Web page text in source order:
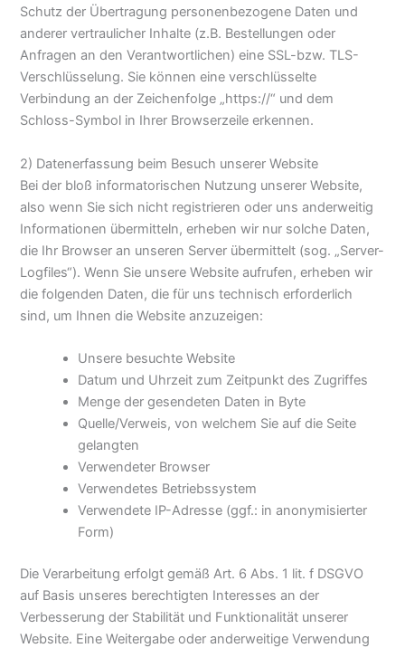
Schutz der Übertragung personenbezogene Daten und
anderer vertraulicher Inhalte (z.B. Bestellungen oder
Anfragen an den Verantwortlichen) eine SSL-bzw. TLS-
Verschlüsselung. Sie können eine verschlüsselte
Verbindung an der Zeichenfolge „https://“ und dem
Schloss-Symbol in Ihrer Browserzeile erkennen.
2) Datenerfassung beim Besuch unserer Website
Bei der bloß informatorischen Nutzung unserer Website,
also wenn Sie sich nicht registrieren oder uns anderweitig
Informationen übermitteln, erheben wir nur solche Daten,
die Ihr Browser an unseren Server übermittelt (sog. „Server-
Logfiles“). Wenn Sie unsere Website aufrufen, erheben wir
die folgenden Daten, die für uns technisch erforderlich
sind, um Ihnen die Website anzuzeigen:
Unsere besuchte Website
Datum und Uhrzeit zum Zeitpunkt des Zugriffes
Menge der gesendeten Daten in Byte
Quelle/Verweis, von welchem Sie auf die Seite
gelangten
Verwendeter Browser
Verwendetes Betriebssystem
Verwendete IP-Adresse (ggf.: in anonymisierter
Form)
Die Verarbeitung erfolgt gemäß Art. 6 Abs. 1 lit. f DSGVO
auf Basis unseres berechtigten Interesses an der
Verbesserung der Stabilität und Funktionalität unserer
Website. Eine Weitergabe oder anderweitige Verwendung